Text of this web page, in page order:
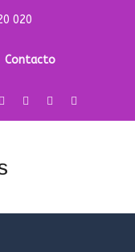
020
Contacto